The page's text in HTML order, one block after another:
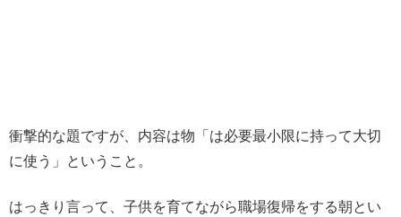
衝撃的な題ですが、内容は物「は必要最小限に持って大切
に使う」ということ。
はっきり言って、子供を育てながら職場復帰をする朝とい